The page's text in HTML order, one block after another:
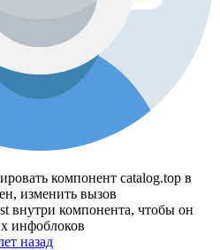
компонент catalog.top в
изменить вызов
внутри компонента, чтобы он
инфоблоков
назад